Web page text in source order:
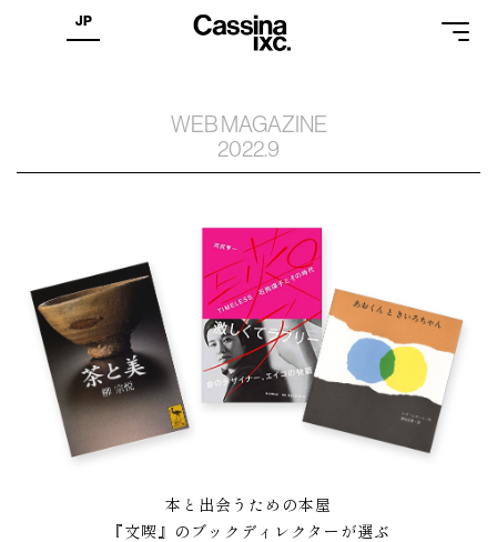
SERVICES
PROFESSIONAL
SUPPORT
CATALOGUES
SHOPS
ONLINE STORE
来店予約
JP
WEB MAGAZINE
2022.9
本と出会うための本屋
『文喫』のブックディレクターが選ぶ